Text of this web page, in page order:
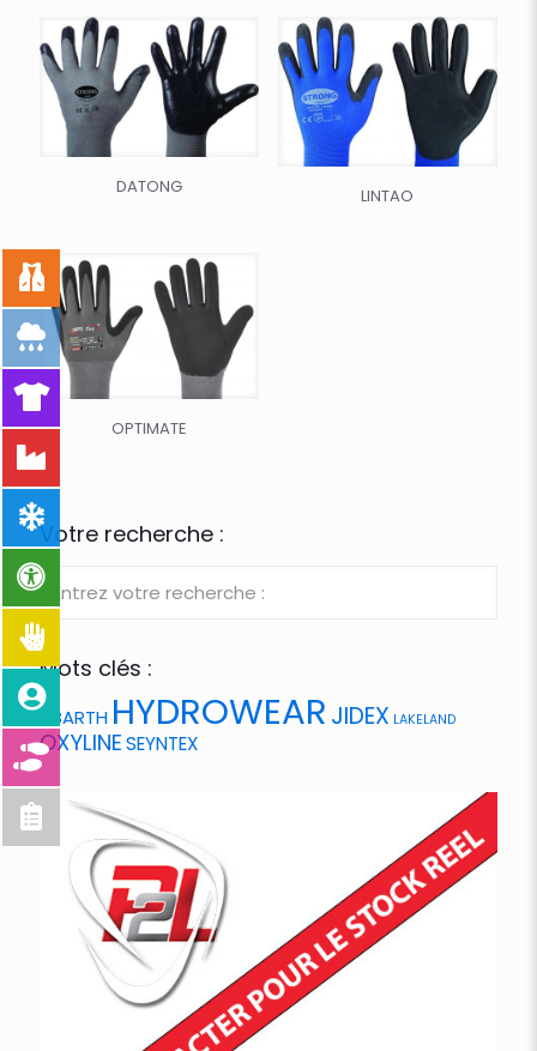
DATONG LINTAO
OPTIMATE
Votre recherche :
Mots clés :
ABARTH HYDROWEAR JIDEX LAKELAND
OXYLINESEYNTEX